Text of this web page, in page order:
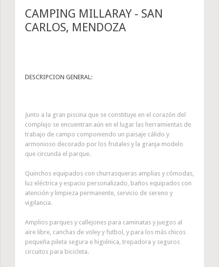
CAMPING MILLARAY - SAN
CARLOS, MENDOZA
DESCRIPCION GENERAL:
Junto a la gran piscina que se constituye en el corazón del
complejo se encuentran aún en el lugar las herramientas de
trabajo de campo componiendo un paisaje cálido y
armonioso decorado por los frutales y la granja modelo
que circunda el parque.
Quinchos equipados con churrasqueras amplias y cómodas,
luz eléctrica y espacio personalizado, baños equipados con
atención y limpieza permanente, servicio de sereno y
vigilancia.
Amplios parques y callejones para caminatas y juegos al
aire libre, canchas de voley y futbol, y para los más chicos
pequeña pileta segura e higiénica, trepadora y seguros
circuitos para bicicleta.